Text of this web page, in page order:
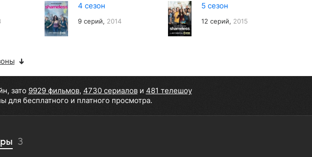
4 сезон
9 серий, 2014
5 сезон
12 серий, 2015
зато 9929 фильмов, 4730 сериалови 481 телешоу
для бесплатного и платного просмотра.
3